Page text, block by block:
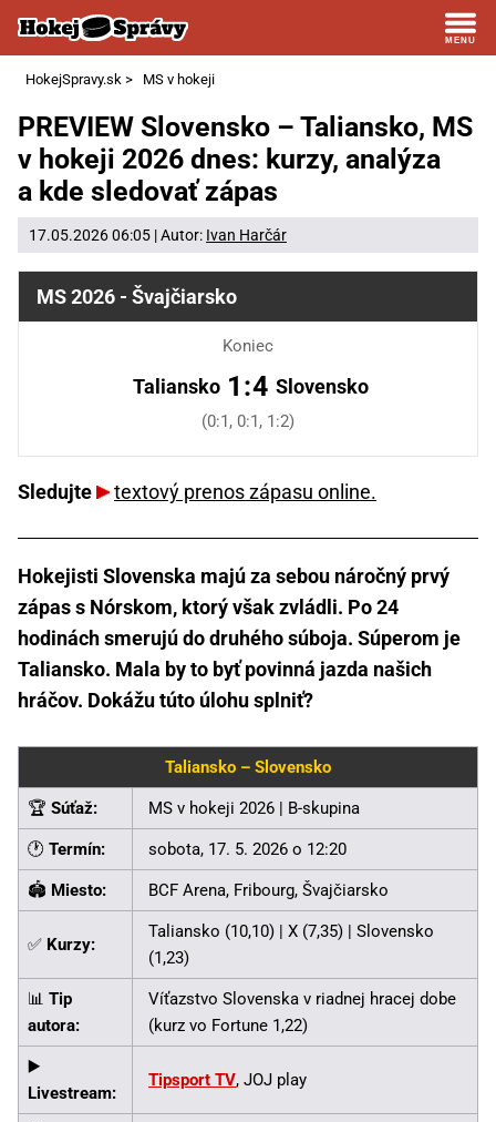
HokejSpravy.sk > MS v hokeji
PREVIEW Slovensko – Taliansko, MS
v hokeji 2026 dnes: kurzy, analýza
a kde sledovať zápas
17.05.2026 06:05 | Autor: Ivan Harčár
MS 2026 - Švajčiarsko
Koniec
Taliansko 1:4 Slovensko
(0:1, 0:1, 1:2)
Sledujte textový prenos zápasu online.
Hokejisti Slovenska majú za sebou náročný prvý
zápas s Nórskom, ktorý však zvládli. Po 24
hodinách smerujú do druhého súboja. Súperom je
Taliansko. Mala by to byť povinná jazda našich
hráčov. Dokážu túto úlohu splniť?
Taliansko – Slovensko
🏆 Súťaž: MS v hokeji 2026 | B-skupina
🕐 Termín: sobota, 17. 5. 2026 o 12:20
🏟 Miesto: BCF Arena, Fribourg, Švajčiarsko
✅ Kurzy:
Taliansko (10,10) | X (7,35) | Slovensko
(1,23)
📊 Tip
autora:
Víťazstvo Slovenska v riadnej hracej dobe
(kurz vo Fortune 1,22)
▶️
Livestream:
Tipsport TV, JOJ play